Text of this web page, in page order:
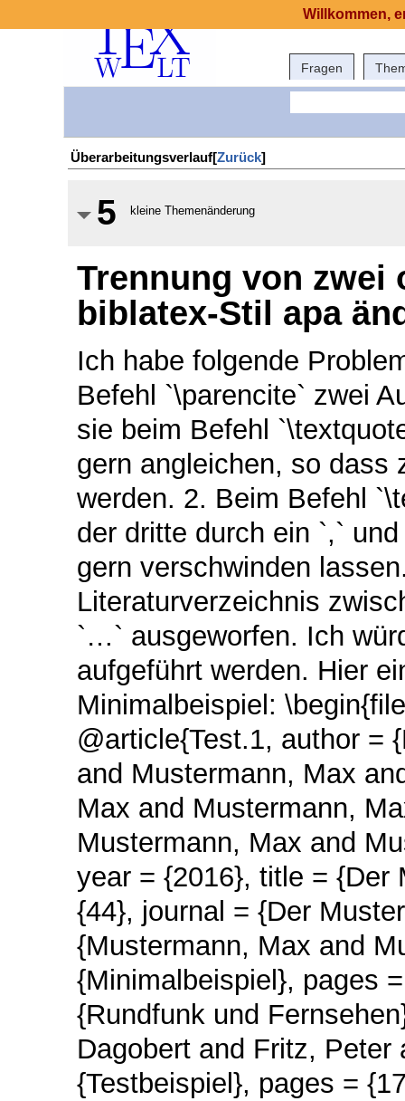
Fragen
Überarbeitungsverlauf[Zurück]
5 kleine Themenänderung
Trennung von zwei
biblatex-Stil apa
Ich habe folgende
Befehl `\parencite` zwei
sie beim Befehl
gern angleichen, so dass
werden. 2. Beim Befehl
der dritte durch ein `,`
gern verschwinden
Literaturverzeichnis
`…` ausgeworfen. Ich
aufgeführt werden. Hier
Minimalbeispiel:
@article{Test.1, author =
and Mustermann, Max
Max and Mustermann,
Mustermann, Max and
year = {2016}, title = {Der
{44}, journal = {Der
{Mustermann, Max and
{Minimalbeispiel}, pages
{Rundfunk und
Dagobert and Fritz,
{Testbeispiel}, pages =
Willkommen,